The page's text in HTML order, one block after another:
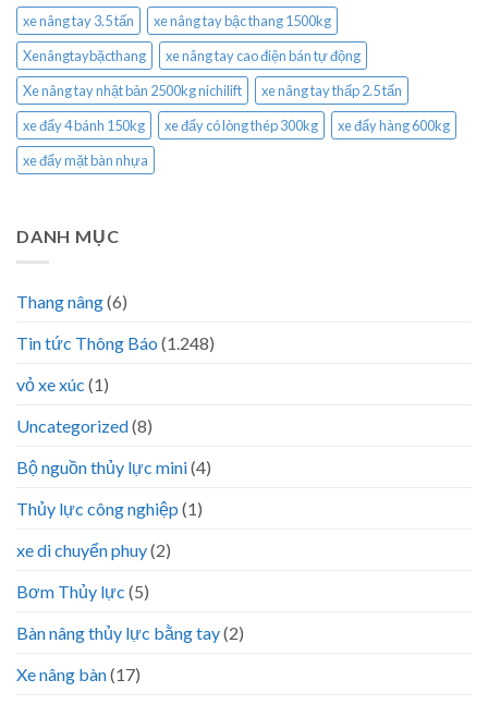
xe nâng tay 3.5 tấn
xe nâng tay bậc thang 1500kg
Xenângtaybặcthang
xe nâng tay cao điện bán tự động
Xe nâng tay nhật bản 2500kg nichilift
xe nâng tay thấp 2.5 tấn
xe đẩy 4 bánh 150kg
xe đẩy có lòng thép 300kg
xe đẩy hàng 600kg
xe đẩy mặt bàn nhựa
DANH MỤC
Thang nâng(6)
Tin tức Thông Báo (1.248)
vỏ xe xúc (1)
Uncategorized(8)
Bộ nguồn thủy lực mini(4)
Thủy lực công nghiệp (1)
xe di chuyển phuy(2)
Bơm Thủy lực (5)
Bàn nâng thủy lực bằng tay(2)
Xe nâng bàn(17)